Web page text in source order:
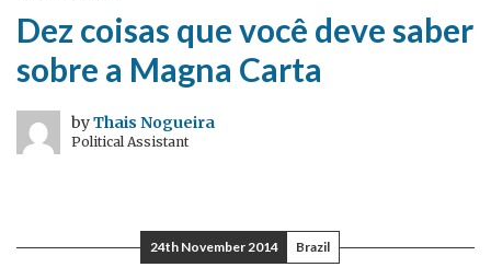
Dez coisas que você deve saber
sobre a Magna Carta
byThais Nogueira
Political Assistant
24th November 2014 Brazil